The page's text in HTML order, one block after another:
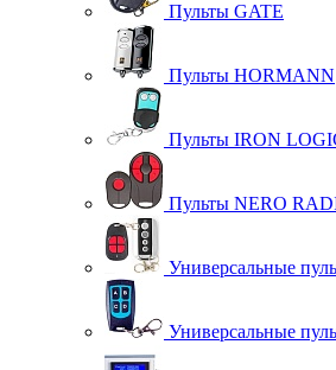
Пульты GATE
Пульты HORMANN
Пульты IRON
Пульты NERO
Универсальные
Универсальные